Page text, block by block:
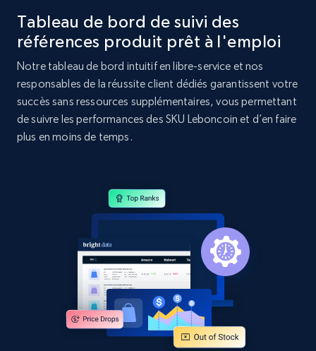
2.1K+ 353+ Commencer
Amazon products global dataset
Title, Seller name, Brand, Description, Initial
price, Currency, Availability, Reviews count, and
375+
Amazon products global dataset - Collects
products by specific category URL
Title, Seller name, Brand, Description, Initial
price, Currency, Availability, Reviews count, and
Tableau de bord de suivi des
références produit prêt à l'emploi
Notre tableau de bord intuitif en libre-service et nos
responsables de la réussite client dédiés garantissent votre
succès sans ressources supplémentaires, vous permettant
de suivre les performances des SKU Leboncoin et d’en faire
plus en moins de temps.